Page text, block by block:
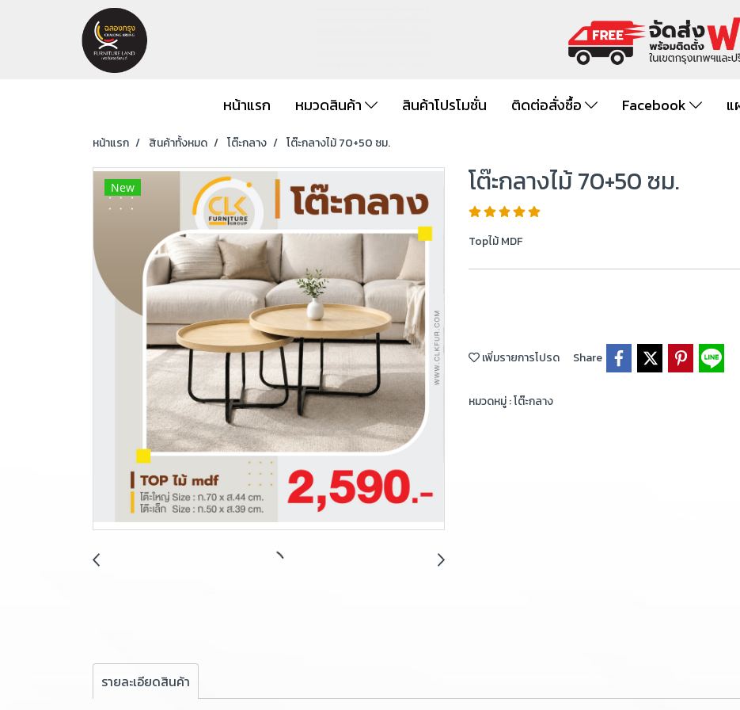
หน้าแรก หมวดสินค้า สินค้าโปรโมชั่น ติดต่อสั่งซื้อ Facebook แ
หน้าแรก สินค้าทั้งหมด โต๊ะกลาง โต๊ะกลางไม้ 70+50 ซม.
New โต๊ะกลางไม้ 70+50 ซม.
Topไม้ MDF
เพิ่มรายการโปรด Share
หมวดหมู่ :โต๊ะกลาง
รายละเอียดสินค้า